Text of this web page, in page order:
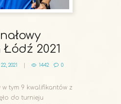
2021
2021 1442
0
tym 9 kwalifikantów z
do turnieju